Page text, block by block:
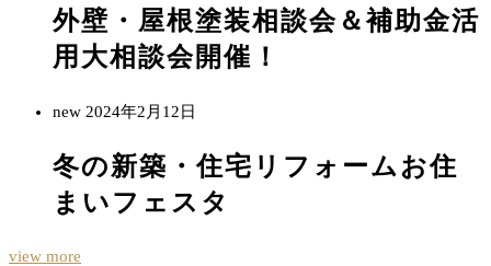
外壁・屋根塗装相談会＆補助金活
用大相談会開催！
new 2024年2月12日
冬の新築・住宅リフォームお住
まいフェスタ
view more